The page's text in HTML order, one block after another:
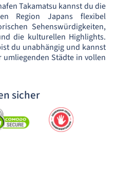
Takamatsu kannst du die
Region Japans flexibel
Sehenswürdigkeiten,
die kulturellen Highlights.
du unabhängig und kannst
umliegenden Städte in vollen
sicher